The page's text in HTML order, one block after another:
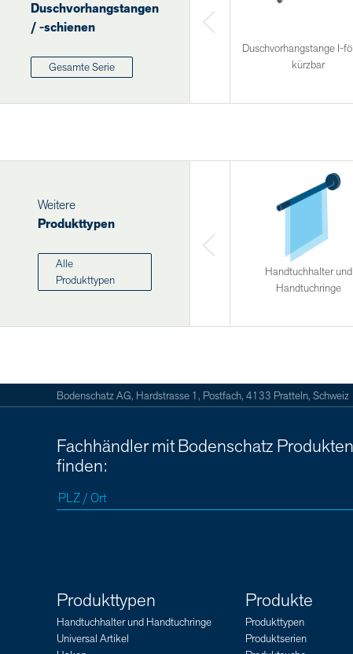
Duschvorhangstangen
/ -schienen
Gesamte Serie
Duschvorhangstange I-
kürzbar
Weitere
Produkttypen
Alle
Produkttypen
Handtuchhalter und
Handtuchringe
Bodenschatz AG, Hardstrasse 1, Postfach, 4133 Pratteln, Schweiz
Fachhändler mit Bodenschatz Produkten
finden:
Produkttypen
Handtuchhalter und Handtuchringe
Universal Artikel
Produkte
Produkttypen
Produktserien